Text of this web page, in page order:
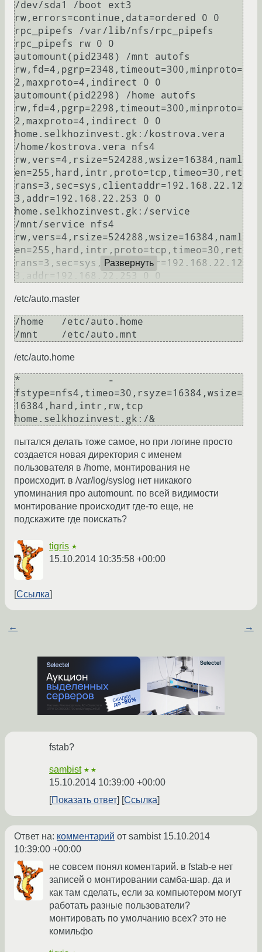
/dev/sda1 /boot ext3
rw,errors=continue,data=ordered 0 0
rpc_pipefs /var/lib/nfs/rpc_pipefs
rpc_pipefs rw 0 0
automount(pid2348) /mnt autofs
rw,fd=4,pgrp=2348,timeout=300,minproto=
2,maxproto=4,indirect 0 0
automount(pid2298) /home autofs
rw,fd=4,pgrp=2298,timeout=300,minproto=
2,maxproto=4,indirect 0 0
home.selkhozinvest.gk:/kostrova.vera
/home/kostrova.vera nfs4
rw,vers=4,rsize=524288,wsize=16384,naml
en=255,hard,intr,proto=tcp,timeo=30,ret
rans=3,sec=sys,clientaddr=192.168.22.12
3,addr=192.168.22.253 0 0
home.selkhozinvest.gk:/service
/mnt/service nfs4
rw,vers=4,rsize=524288,wsize=16384,naml
en=255,hard,intr,proto=tcp,timeo=30,ret
rans=3,sec=sys,clientaddr=192.168.22.12
3,addr=192.168.22.253 0 0
Развернуть
/etc/auto.master
/home   /etc/auto.home
/etc/auto.home
*               -
fstype=nfs4,timeo=30,rsyze=16384,wsize=
16384,hard,intr,rw,tcp
пытался делать тоже самое, но при логине просто
создается новая директория с именем
пользователя в /home, монтирования не
происходит. в /var/log/syslog нет никакого
упоминания про automount. по всей видимости
монтирование происходит где-то еще, не
подскажите где поискать?
tigris ★
15.10.2014 10:35:58 +00:00
Ссылка
← →
fstab?
sambist ★★
15.10.2014 10:39:00 +00:00
Показать ответ
Ссылка
Ответ на: комментарий от sambist 15.10.2014
10:39:00 +00:00
не совсем понял коментарий. в fstab-е нет
записей о монтировании самба-шар. да и
как там сделать, если за компьютером могут
работать разные пользователи?
монтировать по умолчанию всех? это не
комильфо